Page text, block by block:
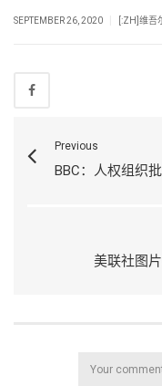
SEPTEMBER 26, 2020 [:ZH]维吾
Previous
BBC：人权组织
美联社图